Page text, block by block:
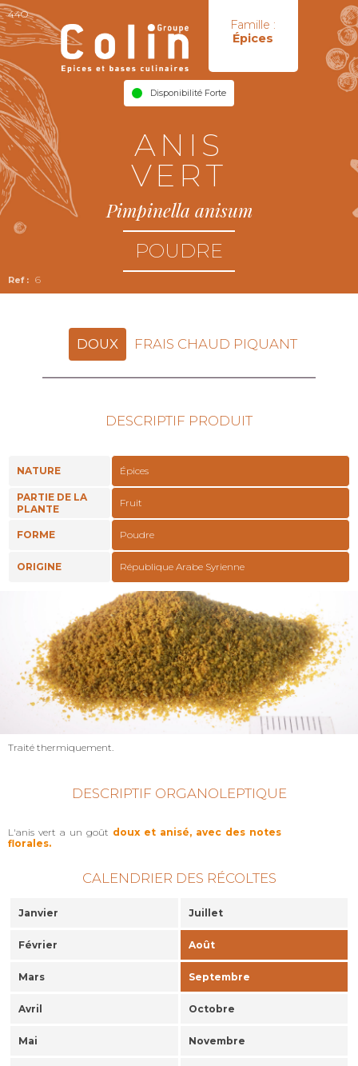
Famille :
Épices
Disponibilité Forte
44O
6
ANIS
VERT
Pimpinella anisum
POUDRE
DOUX FRAIS CHAUD PIQUANT
DESCRIPTIF PRODUIT
NATURE Épices
PARTIE DE LA
PLANTE
Fruit
FORME Poudre
ORIGINE République Arabe Syrienne
Traité thermiquement.
DESCRIPTIF ORGANOLEPTIQUE
L'anis vert a un goût doux et anisé, avec des notes
florales.
CALENDRIER DES RÉCOLTES
Janvier Juillet
Février Août
Mars Septembre
Avril Octobre
Mai Novembre